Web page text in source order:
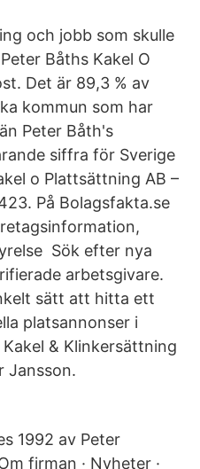
och jobb som skulle
Båths Kakel O
Det är 89,3 % av
kommun som har
Peter Båth's
siffra för Sverige
o Plattsättning AB –
På Bolagsfakta.se
Sök efter nya
arbetsgivare.
sätt att hitta ett
platsannonser i
& Klinkersättning
Jansson.
1992 av Peter
firman · Nyheter ·